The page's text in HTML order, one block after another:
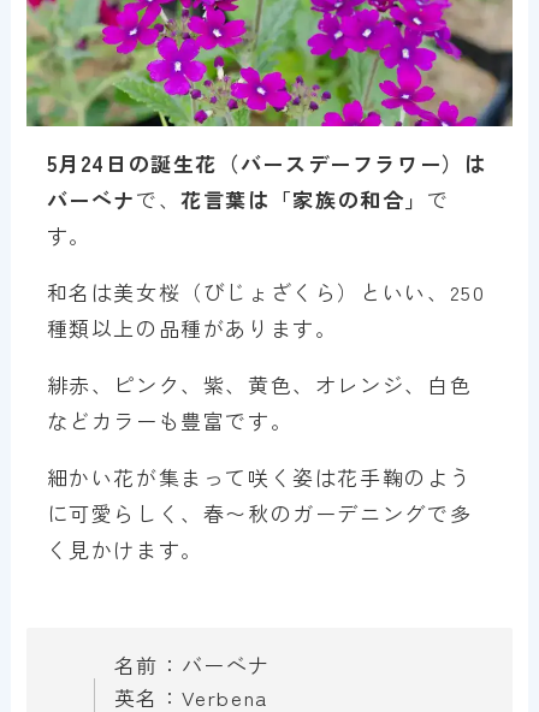
5月 24日の誕生花（バースデーフラワー）は
バーベナで、花言葉は「家族の和合 」 で
す。
和名は美女桜（びじょざくら）といい、250
種類以上の品種があります。
緋赤、ピンク、紫、黄色、オレンジ、白色
などカラーも豊富です。
細かい花が集まって咲く姿は花手鞠のよう
に可愛らしく、春〜秋のガーデニングで多
く見かけます。
名前：バーベナ
英名：Verbena